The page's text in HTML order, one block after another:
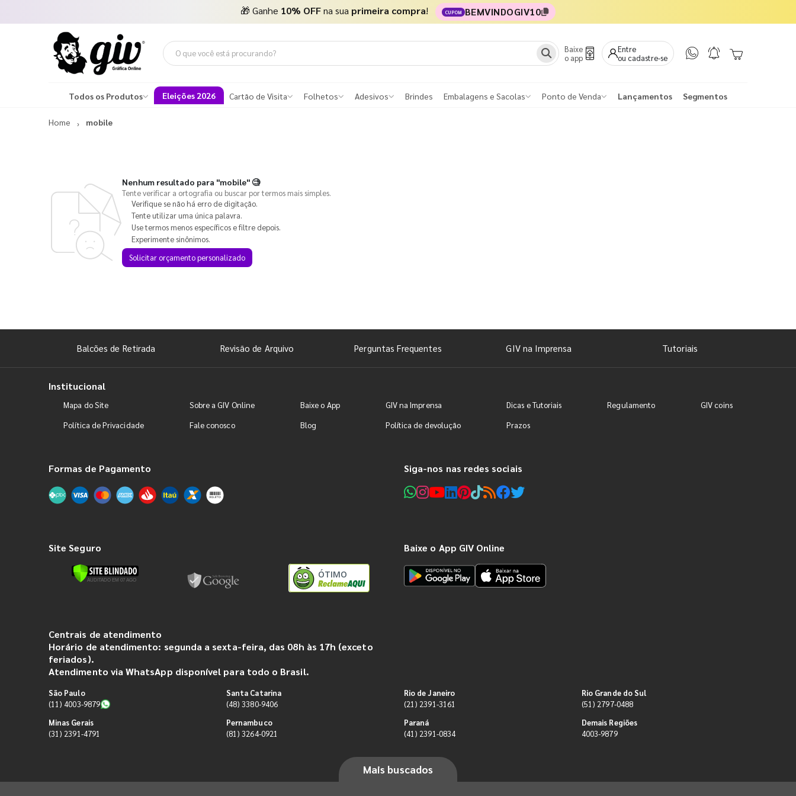
🎁 Ganhe 10% OFFna sua primeira compra! CUPOM BEMVINDOGIV10
Baixe
o app
Entre
ou cadastre-se
Todos os Produtos Eleições 2026 Cartão de Visita Folhetos Adesivos Brindes Embalagens e Sacolas Ponto de Venda Lançamentos Segmentos
Home mobile
Nenhum resultado para "mobile"🧐
Tente verificar a ortografia ou buscar por termos mais simples.
Verifique se não há erro de digitação.
Tente utilizar uma única palavra.
Use termos menos específicos e filtre depois.
Experimente sinônimos.
Solicitar orçamento personalizado
Balcões de Retirada Revisão de Arquivo Perguntas Frequentes GIV na Imprensa Tutoriais
Institucional
Mapa do Site Sobre a GIV Online Baixe o App GIV na Imprensa Dicas e Tutoriais Regulamento
GIV coins
Política de Privacidade
Fale conosco Blog Política de devolução Prazos
Formas de Pagamento Siga-nos nas redes sociais
Site Seguro
ÓTIMO
Baixe o App GIV Online
Centrais de atendimento
Horário de atendimento: segunda a sexta-feira, das 08h às 17h (exceto
feriados).
Atendimento via WhatsApp disponível para todo o Brasil.
São Paulo
(11) 4003-9879
Minas Gerais
(31) 2391-4791
Santa Catarina
(48) 3380-9406
Pernambuco
(81) 3264-0921
Rio de Janeiro
(21) 2391-3161
Paraná
(41) 2391-0834
Rio Grande do Sul
(51) 2797-0488
Demais Regiões
4003-9879
Mais buscados